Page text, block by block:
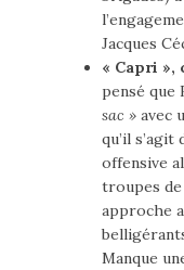
Jacques
« Capri »,
pensé que
sac » avec
qu’il
offensive
troupes de
approche
Manque